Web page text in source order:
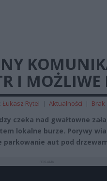
I MOŻLIWE
Łukasz Rytel | Aktualności |
czeka nad gwałtowne
lokalne burze. Porywy
parkowanie aut pod